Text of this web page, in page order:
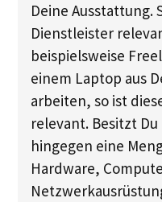
Deine Ausstattung.
Dienstleister
beispielsweise
einem Laptop aus
arbeiten, so ist
relevant. Besitzt
hingegen eine
Hardware,